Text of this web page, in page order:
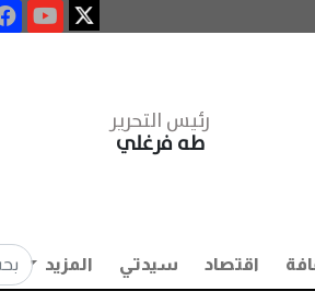
رئيس التحرير
طه فرغلي
اقتصاد سيدتي المزيد